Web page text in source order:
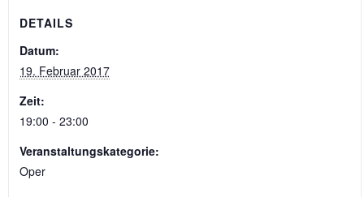
DETAILS
Datum:
19. Februar 2017
Zeit:
19:00 - 23:00
Veranstaltungskategorie:
Oper